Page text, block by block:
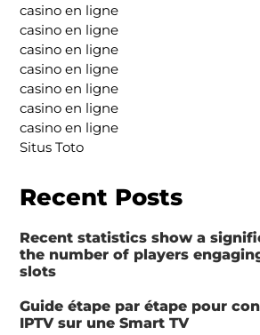
casino en ligne
casino en ligne
casino en ligne
casino en ligne
casino en ligne
casino en ligne
casino en ligne
Situs Toto
Recent Posts
Recent statistics show a
the number of players
slots
Guide étape par étape pour
IPTV sur une Smart TV